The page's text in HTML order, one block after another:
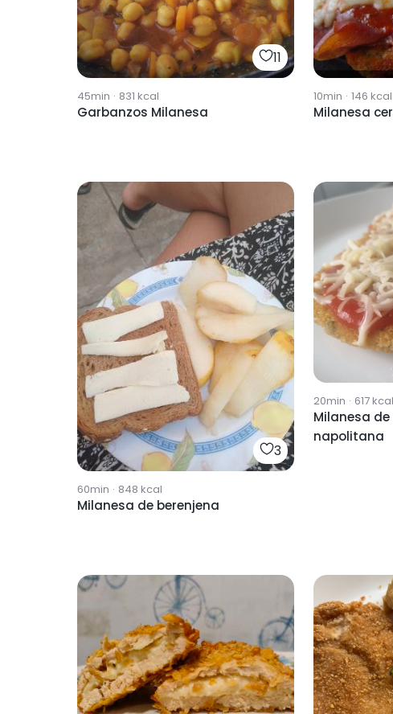
11
45min · 831 kcal
Garbanzos Milanesa
10min · 146 kcal
Milanesa
3
60min · 848 kcal
Milanesa de berenjena
20min · 617kcal
Milanesa
napolitana